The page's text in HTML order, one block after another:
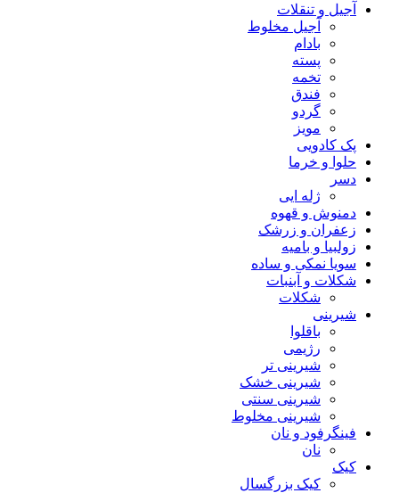
آجیل و تنقلات
آجیل مخلوط
بادام
پسته
تخمه
فندق
گردو
مویز
پک کادویی
حلوا و خرما
دسر
ژله ایی
دمنوش و قهوه
زعفران و زرشک
زولبیا و بامیه
سویا نمکی و ساده
شکلات‌‌ و آبنبات
شکلات
شیرینی
باقلوا
رژیمی
شیرینی تر
شیرینی خشک
شیرینی سنتی
شیرینی مخلوط
فینگرفود و نان‌
نان
کیک
کیک بزرگسال